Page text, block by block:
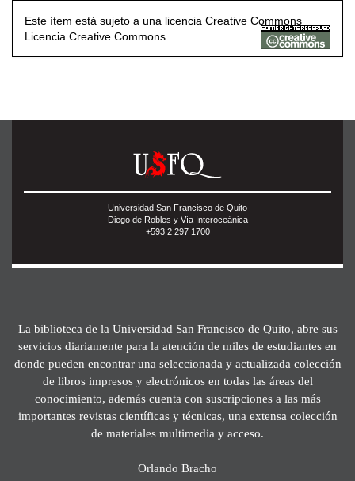
Este ítem está sujeto a una licencia Creative Commons
Licencia Creative Commons
Universidad San Francisco de Quito
Diego de Robles y Vía Interoceánica
+593 2 297 1700
La biblioteca de la Universidad San Francisco de Quito, abre sus
servicios diariamente para la atención de miles de estudiantes en
donde pueden encontrar una seleccionada y actualizada colección
de libros impresos y electrónicos en todas las áreas del
conocimiento, además cuenta con suscripciones a las más
importantes revistas científicas y técnicas, una extensa colección
de materiales multimedia y acceso.
Orlando Bracho